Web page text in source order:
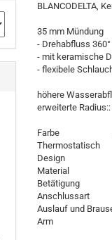
BLANCODELTA,
35 mm Mündung
- Drehabfluss 360°
- mit keramische
- flexibele
höhere
erweiterte
Farbe
Thermostatisch
Design
Material
Betätigung
Anschlussart
Auslauf und
Arm